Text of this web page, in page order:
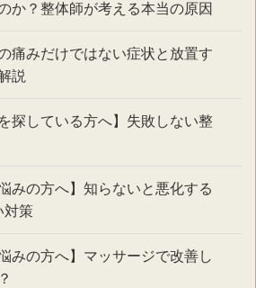
か？整体師が考える本当の原因
痛みだけではない症状と放置す
説
探している方へ】失敗しない整
みの方へ】知らないと悪化する
対策
みの方へ】マッサージで改善し